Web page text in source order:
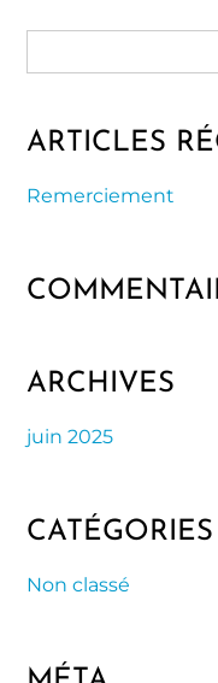
Search
ARTICLES
Remerciement
ARCHIVES
juin 2025
CATÉGORIES
Non classé